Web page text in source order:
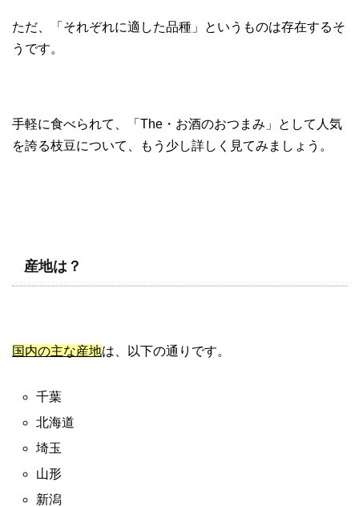
ただ、「それぞれに適した品種」というものは存在するそ
うです。
手軽に食べられて、「The・お酒のおつまみ」として人気
を誇る枝豆について、もう少し詳しく見てみましょう。
産地は？
国内の主な産地は、以下の通りです。
千葉
北海道
埼玉
山形
新潟